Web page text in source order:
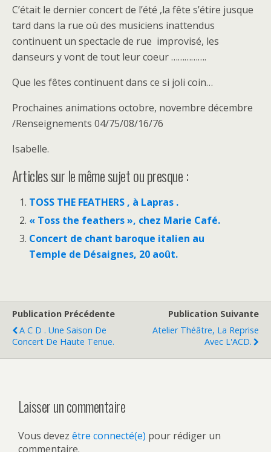
C’était le dernier concert de l’été ,la fête s’étire jusque
tard dans la rue où des musiciens inattendus
continuent un spectacle de rue improvisé, les
danseurs y vont de tout leur coeur …………….
Que les fêtes continuent dans ce si joli coin…
Prochaines animations octobre, novembre décembre
/Renseignements 04/75/08/16/76
Isabelle.
Articles sur le même sujet ou presque :
TOSS THE FEATHERS , à Lapras .
« Toss the feathers », chez Marie Café.
Concert de chant baroque italien au
Temple de Désaignes, 20 août.
Publication Précédente
A C D . Une Saison De
Concert De Haute Tenue.
Publication Suivante
Atelier Théâtre, La Reprise
Avec L'ACD.
Laisser un commentaire
Vous devez être connecté(e) pour rédiger un
commentaire.